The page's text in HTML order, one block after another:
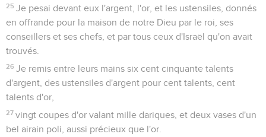
25 Je pesai devant eux l'argent, l'or, et les ustensiles, donnés
en offrande pour la maison de notre Dieu par le roi, ses
conseillers et ses chefs, et par tous ceux d'Israël qu'on avait
trouvés.
26 Je remis entre leurs mains six cent cinquante talents
d'argent, des ustensiles d'argent pour cent talents, cent
talents d'or,
27 vingt coupes d'or valant mille dariques, et deux vases d'un
bel airain poli, aussi précieux que l'or.